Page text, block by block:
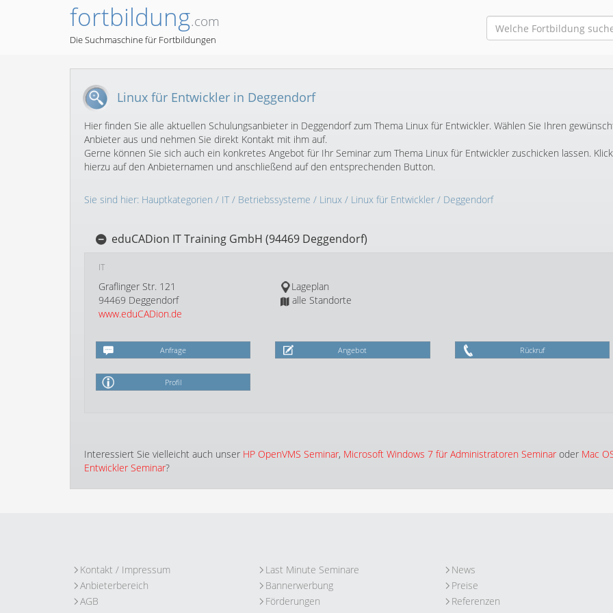
fortbildung.com
Die Suchmaschine für Fortbildungen
Linux für Entwickler in Deggendorf
Hier finden Sie alle aktuellen Schulungsanbieter in Deggendorf zum Thema Linux für Entwickler. Wählen Sie Ihren
Anbieter aus und nehmen Sie direkt Kontakt mit ihm auf.
Gerne können Sie sich auch ein konkretes Angebot für Ihr Seminar zum Thema Linux für Entwickler zuschicken lassen.
hierzu auf den Anbieternamen und anschließend auf den entsprechenden Button.
Sie sind hier: Hauptkategorien / IT/ Betriebssysteme / Linux / Linux für Entwickler / Deggendorf
eduCADion IT Training GmbH (94469 Deggendorf)
IT
Graflinger Str. 121
94469 Deggendorf
www.eduCADion.de
Lageplan
alle Standorte
Anfrage Angebot Rückruf
Profil
Interessiert Sie vielleicht auch unser HP OpenVMS Seminar, Microsoft Windows 7 für Administratoren Seminar oder Mac
Entwickler Seminar?
Kontakt / Impressum
Anbieterbereich
AGB
Last Minute Seminare
Bannerwerbung
Förderungen
News
Preise
Referenzen